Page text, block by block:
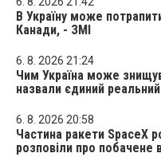
В Україну може
Канади, - ЗМІ
6. 8. 2026 21:24
Чим Україна може
назвали єдиний реальний
6. 8. 2026 20:58
Частина ракети SpaceX
розповіли про побачене